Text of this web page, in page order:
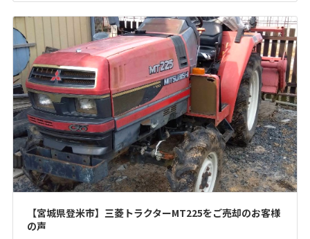
【宮城県登米市】三菱トラクターMT225をご売却のお客様
の声